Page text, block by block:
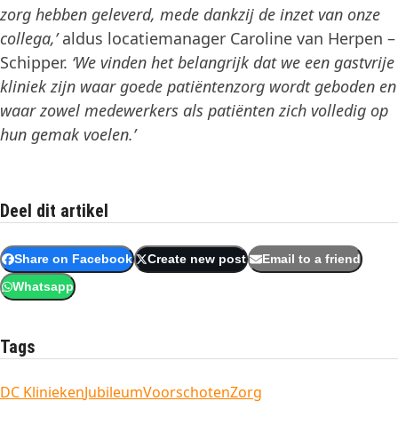
zorg hebben geleverd, mede dankzij de inzet van onze
collega,’aldus locatiemanager Caroline van Herpen –
Schipper. ‘We vinden het belangrijk dat we een gastvrije
kliniek zijn waar goede patiëntenzorg wordt geboden en
waar zowel medewerkers als patiënten zich volledig op
hun gemak voelen.’
Deel dit artikel
Share on Facebook Create new post Email to a friend
Whatsapp
Tags
DC KliniekenJubileumVoorschotenZorg